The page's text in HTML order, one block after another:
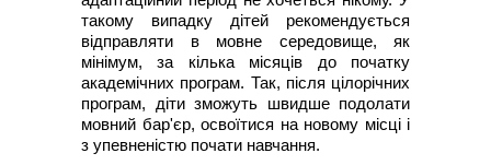
такому випадку дітей рекомендується
відправляти в мовне середовище, як
мінімум, за кілька місяців до початку
академічних програм. Так, після цілорічних
програм, діти зможуть швидше подолати
мовний бар'єр, освоїтися на новому місці і
з упевненістю почати навчання.